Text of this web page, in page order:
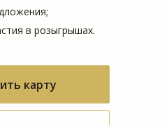
карту
в розыгрышах.